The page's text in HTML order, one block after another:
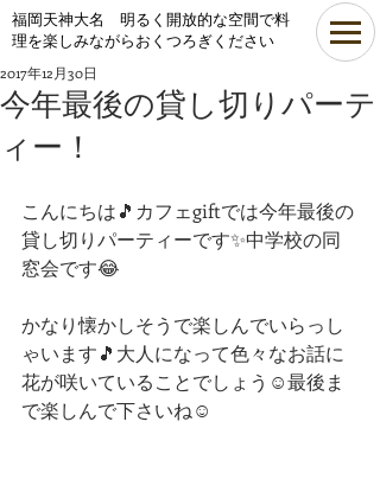
​福岡天神大名 明るく開放的な空間で料
理を楽しみながらおくつろぎください
今年最後の貸し切りパーテ
ィー！
2017年12月30日
こんにちは🎵カフェgiftでは今年最後の
貸し切りパーティーです✨中学校の同
窓会です😂
かなり懐かしそうで楽しんでいらっし
ゃいます🎵大人になって色々なお話に
花が咲いていることでしょう☺最後ま
で楽しんで下さいね☺